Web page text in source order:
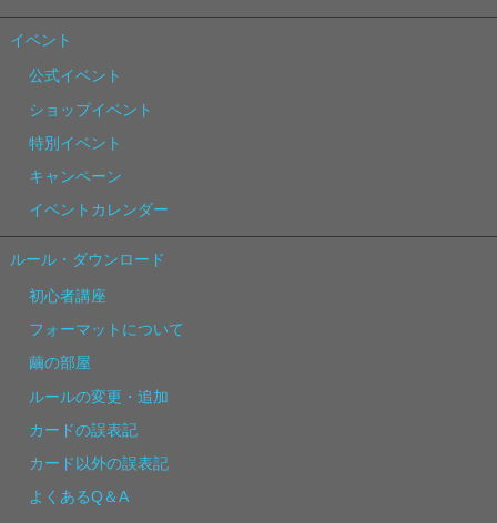
イベント
公式イベント
ショップイベント
特別イベント
キャンペーン
イベントカレンダー
ルール・ダウンロード
初心者講座
フォーマットについて
繭の部屋
ルールの変更・追加
カードの誤表記
カード以外の誤表記
よくあるQ＆A